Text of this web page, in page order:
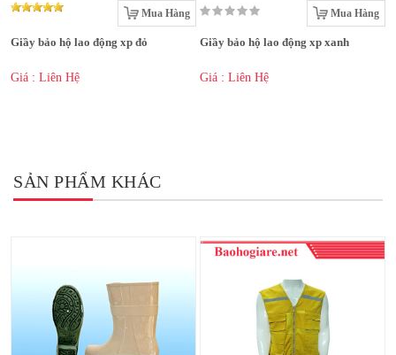
Mua Hàng
Giầy bảo hộ lao động xp đỏ
Giá : Liên Hệ
Mua Hàng
Giầy bảo hộ lao động xp xanh
Giá : Liên Hệ
SẢN PHẨM KHÁC